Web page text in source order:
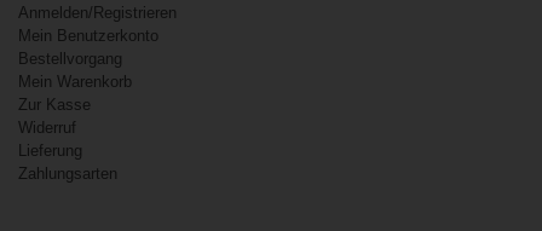
Anmelden/Registrieren
Mein Benutzerkonto
Bestellvorgang
Mein Warenkorb
Zur Kasse
Widerruf
Lieferung
Zahlungsarten